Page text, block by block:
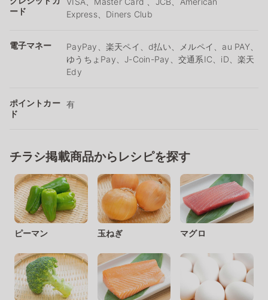
ード
Express、Diners Club
電子マネー
PayPay、楽天ペイ、d払い、メルペイ、au PAY、
ゆうちょPay、J-Coin-Pay、交通系IC、iD、楽天
Edy
ポイントカー
ド
有
チラシ掲載商品からレシピを探す
ピーマン 玉ねぎ マグロ